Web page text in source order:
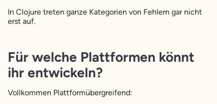
In Clojure treten ganze Kategorien von Fehlern gar nicht
erst auf.
Für welche Plattformen könnt
ihr entwickeln?
Vollkommen Plattformübergreifend: